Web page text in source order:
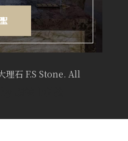
石 F.S Stone. All